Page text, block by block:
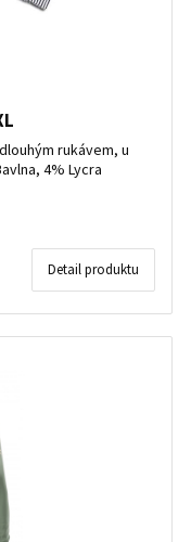
rukávem, u
4% Lycra
Detail produktu